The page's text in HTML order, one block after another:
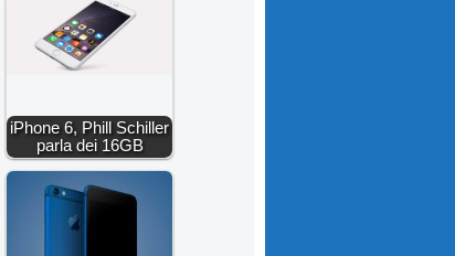
iPhone 6, Phill Schiller
parla dei 16GB